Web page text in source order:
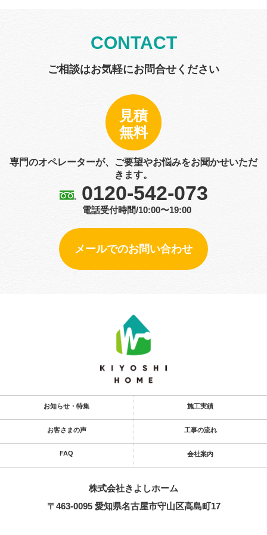
CONTACT
ご相談はお気軽にお問合せください
見積
無料
専門のオペレーターが、ご要望やお悩みをお聞かせいただ
きます。
0120-542-073
電話受付時間/10:00〜19:00
メールでのお問い合わせ
お知らせ・特集 施工実績
お客さまの声 工事の流れ
FAQ 会社案内
株式会社きよし​ホーム
〒463-0095 愛知県名古屋市守山区高島町17